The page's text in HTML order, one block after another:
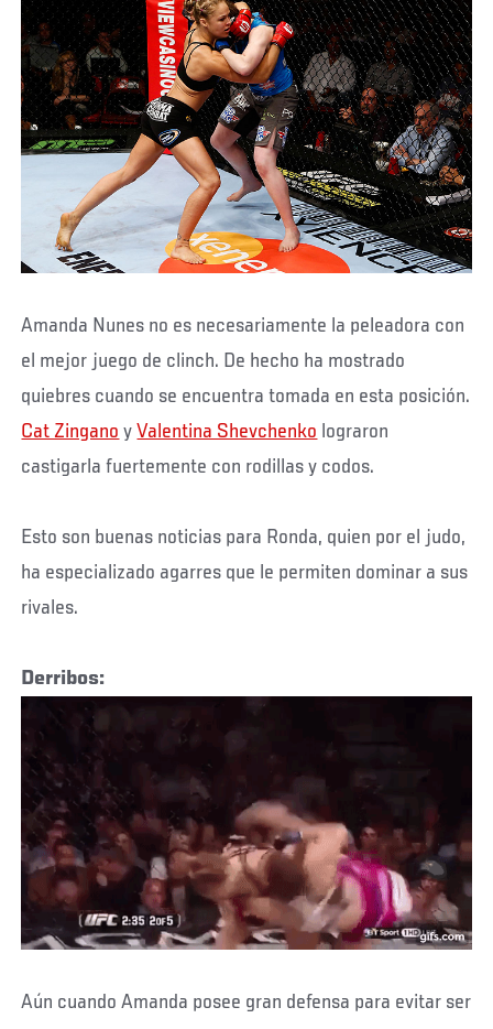
Amanda Nunes no es necesariamente la peleadora con
el mejor juego de clinch. De hecho ha mostrado
quiebres cuando se encuentra tomada en esta posición.
Cat Zingano yValentina Shevchenko lograron
castigarla fuertemente con rodillas y codos.
Esto son buenas noticias para Ronda, quien por el judo,
ha especializado agarres que le permiten dominar a sus
rivales.
Derribos:
Aún cuando Amanda posee gran defensa para evitar ser